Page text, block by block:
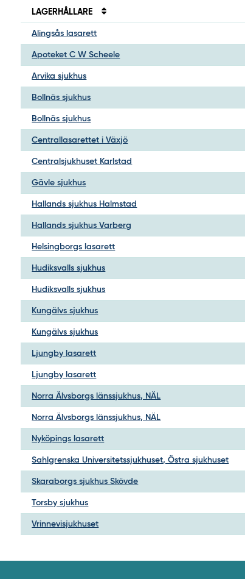
LAGERHÅLLARE
Alingsås lasarett
Apoteket C W Scheele
Arvika sjukhus
Bollnäs sjukhus
Bollnäs sjukhus
Centrallasarettet i Växjö
Centralsjukhuset Karlstad
Gävle sjukhus
Hallands sjukhus Halmstad
Hallands sjukhus Varberg
Helsingborgs lasarett
Hudiksvalls sjukhus
Hudiksvalls sjukhus
Kungälvs sjukhus
Kungälvs sjukhus
Ljungby lasarett
Ljungby lasarett
Norra Älvsborgs länssjukhus, NÄL
Norra Älvsborgs länssjukhus, NÄL
Nyköpings lasarett
Sahlgrenska Universitetssjukhuset, Östra sjukhuset
Skaraborgs sjukhus Skövde
Torsby sjukhus
Vrinnevisjukhuset